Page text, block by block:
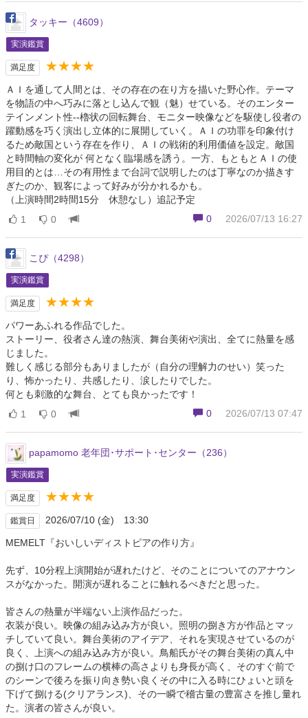
タッキー（4609）
実演鑑賞
満足度 ★★★★
ＡＩを通して人間とは、その存在の在り方を描いた野心作。テーマ
を物語の中へ巧みに落とし込んで観（魅）せている。そのエンター
テインメント性--櫓状の回転舞台、モニター映像などを駆使し役者の
躍動感を巧く演出し立体的に展開していく。ＡＩの功罪を印象付け
るため敵国という存在を作り、ＡＩの戦術的利用価値を設定。敵国
と時間軸の変化が 何となく臨場感を誘う。一方、もともとＡＩの使
用目的とは…その有用性まで台詞で説明したのは丁寧なのか描きす
ぎたのか、観客によって好みが分かれるかも。
（上演時間2時間15分 休憩なし）追記予定
0
2026/07/13 16:27
1 0
こぴ（4298）
実演鑑賞
満足度 ★★★★
パワーあふれる作品でした。
ストーリー、役者さん達の熱演、舞台美術や演出、全てに熱量を感
じました。
難しく感じる部分もありましたが（自分の理解力のせい）笑った
り、怖かったり、共感したり、涙したりでした。
何とも刺激的な舞台、とても良かったです！
0
2026/07/13 07:47
1 0
papamomo 老年団･サポート･センター（236）
実演鑑賞
満足度 ★★★★
鑑賞日 2026/07/10 (金) 13:30
MEMELT『おいしいディストピアの作り方』
先ず、10分程上演開始が遅れたけど、そのことについてのアナウン
スがなかった。開演が遅れることに触れるべきだと思った。
皆さんの熱量が半端ない上演作品だった。
衣装が良い。映像の組み込み方が良い。照明の捌き方が作品とマッ
チしていて良い。舞台美術のアイデア、それを実現させているのが
良く、上演への組み込み方が良い。鳥船氏がその舞台美術の真ん中
の捌け口のフレームの横棒の高さよりも身長が高く、そのすぐ前で
のシーンで後ろを振り向き勢い良くその中に入る時にひょいと頭を
下げて捌ける(クリアランス)、その一瞬で稽古量の豊富さを推し量れ
た。演者の皆さんが良い。